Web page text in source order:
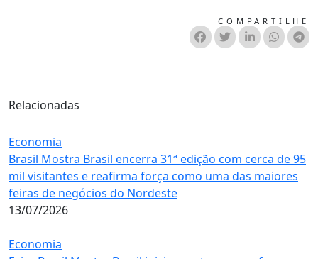
COMPARTILHE
Relacionadas
Economia
Brasil Mostra Brasil encerra 31ª edição com cerca de 95
mil visitantes e reafirma força como uma das maiores
feiras de negócios do Nordeste
13/07/2026
Economia